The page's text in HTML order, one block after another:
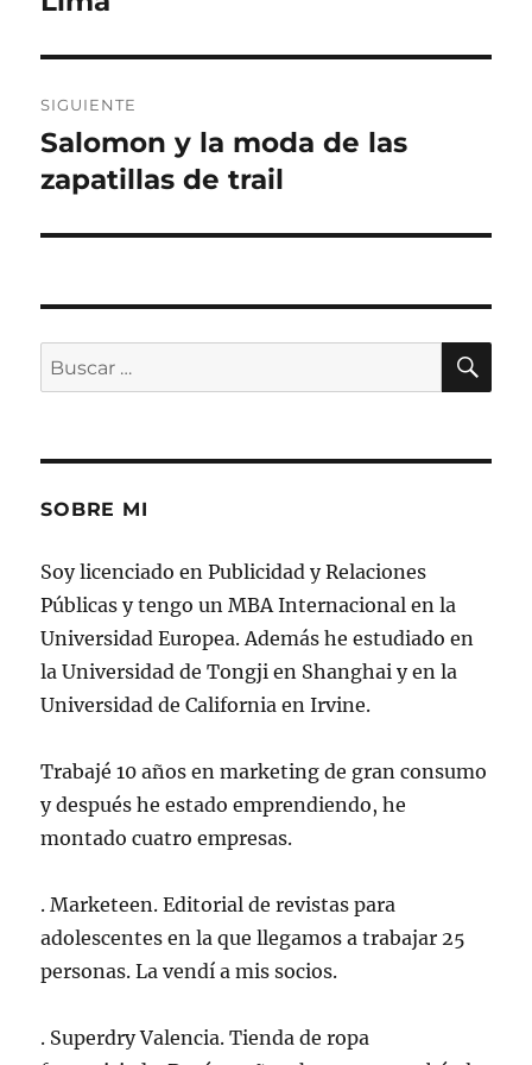
SIGUIENTE
Entrada
siguiente:
Salomon y la moda de las
zapatillas de trail
Buscar
por:
SOBRE MI
Soy licenciado en Publicidad y Relaciones
Públicas y tengo un MBA Internacional en la
Universidad Europea. Además he estudiado en
la Universidad de Tongji en Shanghai y en la
Universidad de California en Irvine.
Trabajé 10 años en marketing de gran consumo
y después he estado emprendiendo, he
montado cuatro empresas.
. Marketeen. Editorial de revistas para
adolescentes en la que llegamos a trabajar 25
personas. La vendí a mis socios.
. Superdry Valencia. Tienda de ropa